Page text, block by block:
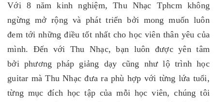
Với 8 năm kinh nghiệm, Thu Nhạc Tphcm không
ngừng mở rộng và phát triển bởi mong muốn luôn
đem tới những điều tốt nhất cho học viên thân yêu của
mình. Đến với Thu Nhạc, bạn luôn được yên tâm
bởi phương pháp giảng dạy cũng như lộ trình học
guitar mà Thu Nhạc đưa ra phù hợp với từng lứa tuổi,
từng mục đích học tập của mỗi học viên, chúng tôi